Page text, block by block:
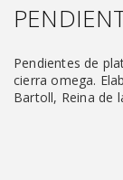
Pendientes de
cierra omega.
Bartoll, Reina de